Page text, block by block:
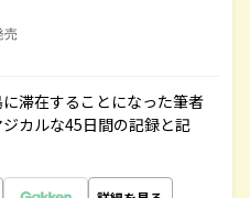
売
滞在することになった筆者
カルな45日間の記録と記